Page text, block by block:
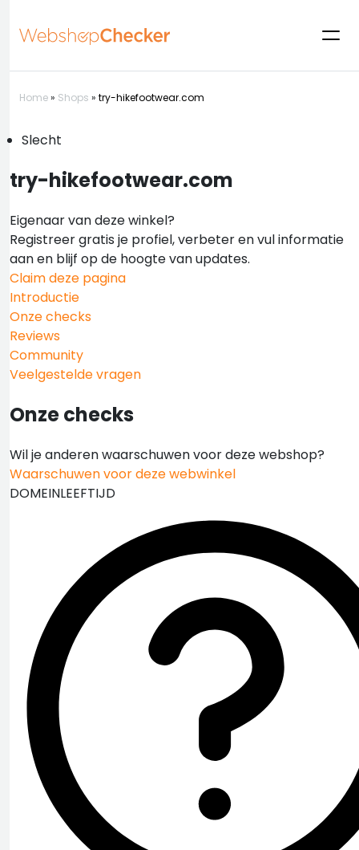
Home» Shops » try-hikefootwear.com
Slecht
try-hikefootwear.com
Eigenaar van deze winkel?
Registreer gratis je profiel, verbeter en vul informatie
aan en blijf op de hoogte van updates.
Claim deze pagina
Introductie
Onze checks
Reviews
Community
Veelgestelde vragen
Onze checks
Wil je anderen waarschuwen voor deze webshop?
Waarschuwen voor deze webwinkel
DOMEINLEEFTIJD